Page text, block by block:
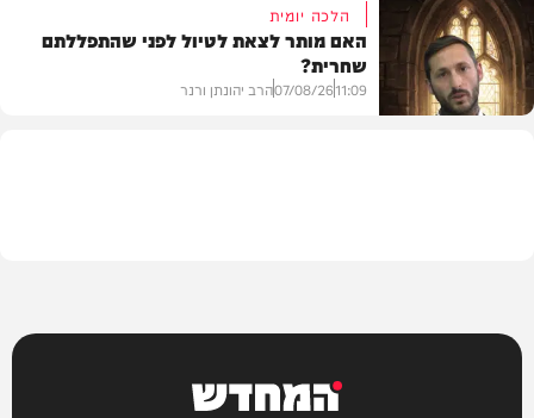
בית המדרש
הלכה יומית
האם מותר לצאת לטיול לפני שהתפללתם
שחרית?
11:09
07/08/26הרב יהונתן ורנר
המחדש